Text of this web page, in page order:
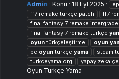
Admin
Konu 18 Eyl 2025
ff7 remake türkçe patch
ff7
final fantasy 7 remake
final fantasy 7 remake türkçe
oyun türkçeleştirme oyun
pc oyun türkçe yama steam
turkceyama.org
yapay zeka
Oyun Türkçe Yama